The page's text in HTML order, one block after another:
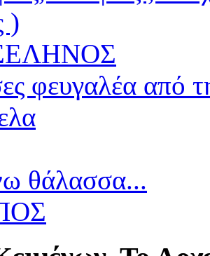
)
φευγαλέα από
θάλασσα...